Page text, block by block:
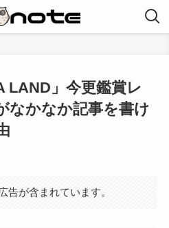
LAND」今更鑑賞レ
なかなか記事を書け
告が含まれています。